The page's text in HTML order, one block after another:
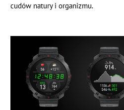
cudów natury i organizmu.